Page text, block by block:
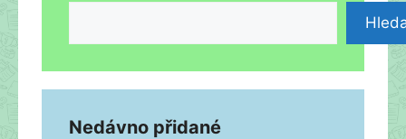
Nedávno přidané